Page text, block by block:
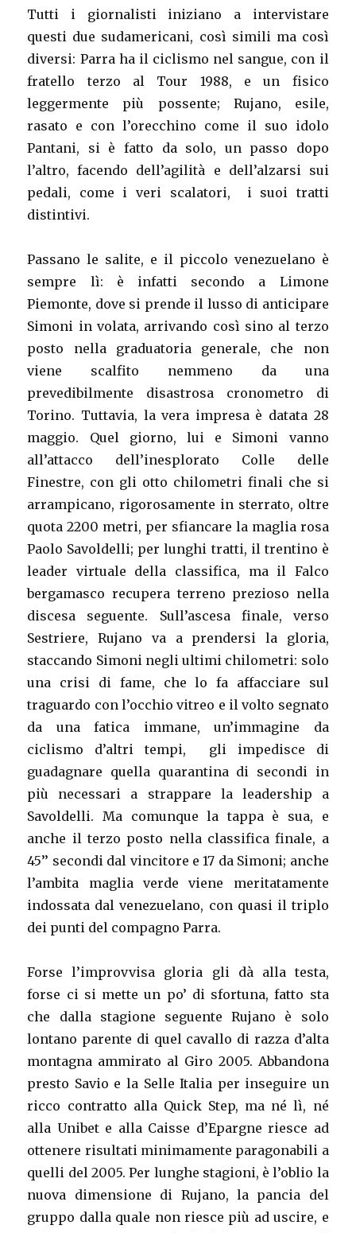
Tutti i giornalisti iniziano a intervistare
questi due sudamericani, così simili ma così
diversi: Parra ha il ciclismo nel sangue, con il
fratello terzo al Tour 1988, e un fisico
leggermente più possente; Rujano, esile,
rasato e con l’orecchino come il suo idolo
Pantani, si è fatto da solo, un passo dopo
l’altro, facendo dell’agilità e dell’alzarsi sui
pedali, come i veri scalatori, i suoi tratti
distintivi.
Passano le salite, e il piccolo venezuelano è
sempre lì: è infatti secondo a Limone
Piemonte, dove si prende il lusso di anticipare
Simoni in volata, arrivando così sino al terzo
posto nella graduatoria generale, che non
viene scalfito nemmeno da una
prevedibilmente disastrosa cronometro di
Torino. Tuttavia, la vera impresa è datata 28
maggio. Quel giorno, lui e Simoni vanno
all’attacco dell’inesplorato Colle delle
Finestre, con gli otto chilometri finali che si
arrampicano, rigorosamente in sterrato, oltre
quota 2200 metri, per sfiancare la maglia rosa
Paolo Savoldelli; per lunghi tratti, il trentino è
leader virtuale della classifica, ma il Falco
bergamasco recupera terreno prezioso nella
discesa seguente. Sull’ascesa finale, verso
Sestriere, Rujano va a prendersi la gloria,
staccando Simoni negli ultimi chilometri: solo
una crisi di fame, che lo fa affacciare sul
traguardo con l’occhio vitreo e il volto segnato
da una fatica immane, un’immagine da
ciclismo d’altri tempi, gli impedisce di
guadagnare quella quarantina di secondi in
più necessari a strappare la leadership a
Savoldelli. Ma comunque la tappa è sua, e
anche il terzo posto nella classifica finale, a
45’’ secondi dal vincitore e 17 da Simoni; anche
l’ambita maglia verde viene meritatamente
indossata dal venezuelano, con quasi il triplo
dei punti del compagno Parra.
Forse l’improvvisa gloria gli dà alla testa,
forse ci si mette un po’ di sfortuna, fatto sta
che dalla stagione seguente Rujano è solo
lontano parente di quel cavallo di razza d’alta
montagna ammirato al Giro 2005. Abbandona
presto Savio e la Selle Italia per inseguire un
ricco contratto alla Quick Step, ma né lì, né
alla Unibet e alla Caisse d’Epargne riesce ad
ottenere risultati minimamente paragonabili a
quelli del 2005. Per lunghe stagioni, è l’oblio la
nuova dimensione di Rujano, la pancia del
gruppo dalla quale non riesce più ad uscire, e